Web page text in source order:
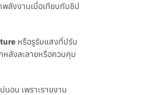
พลังงานเมื่อเทียบกับชิป
หรือรูรับแสงที่ปรับ
หลังละลายหรือควบคุม
อน เพราะรายงาน